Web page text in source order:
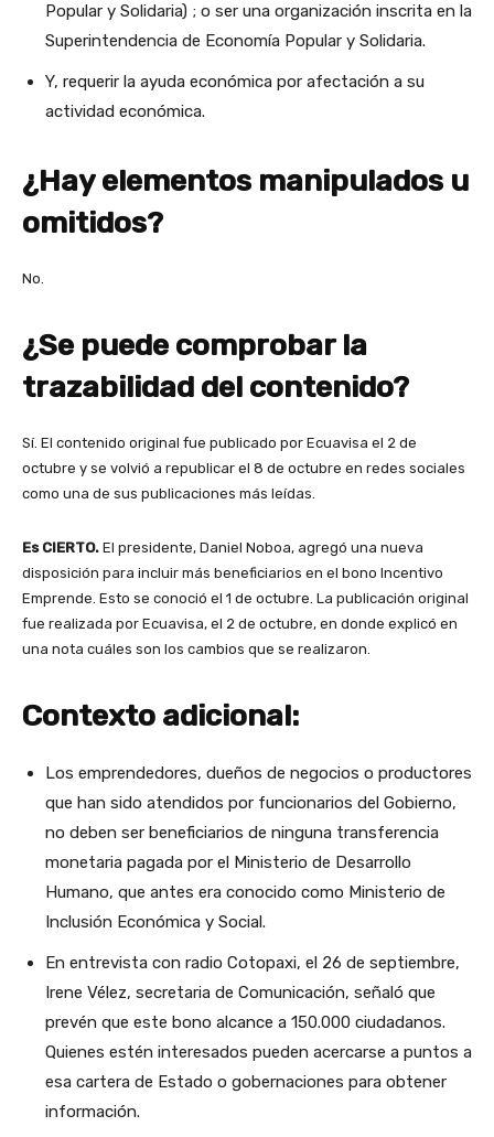
Popular y Solidaria) ; o ser una organización inscrita en la
Superintendencia de Economía Popular y Solidaria.
Y, requerir la ayuda económica por afectación a su
actividad económica.
¿Hay elementos manipulados u
omitidos?
No.
¿Se puede comprobar la
trazabilidad del contenido?
Sí. El contenido original fue publicado por Ecuavisa el 2 de
octubre y se volvió a republicar el 8 de octubre en redes sociales
como una de sus publicaciones más leídas.
Es CIERTO. El presidente, Daniel Noboa, agregó una nueva
disposición para incluir más beneficiarios en el bono Incentivo
Emprende. Esto se conoció el 1 de octubre. La publicación original
fue realizada por Ecuavisa, el 2 de octubre, en donde explicó en
una nota cuáles son los cambios que se realizaron.
Contexto adicional:
Los emprendedores, dueños de negocios o productores
que han sido atendidos por funcionarios del Gobierno,
no deben ser beneficiarios de ninguna transferencia
monetaria pagada por el Ministerio de Desarrollo
Humano, que antes era conocido como Ministerio de
Inclusión Económica y Social.
En entrevista con radio Cotopaxi, el 26 de septiembre,
Irene Vélez, secretaria de Comunicación, señaló que
prevén que este bono alcance a 150.000 ciudadanos.
Quienes estén interesados pueden acercarse a puntos a
esa cartera de Estado o gobernaciones para obtener
información.